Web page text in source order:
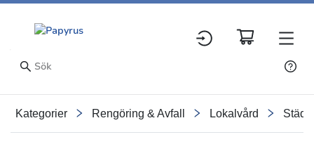
Kategorier Rengöring & Avfall Lokalvård